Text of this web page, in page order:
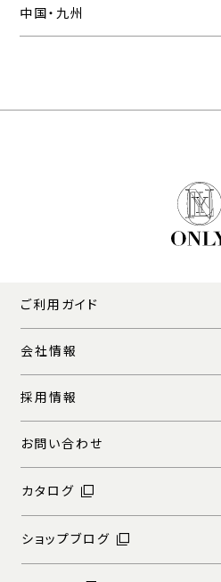
中国・九州
ご利用ガイド
会社情報
採用情報
お問い合わせ
カタログ
ショップブログ